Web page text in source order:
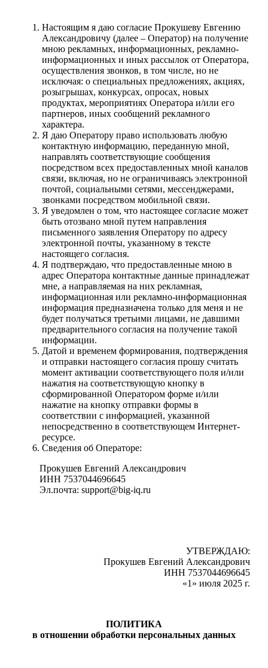
Настоящим я даю согласие Прокушеву Евгению
Александровичу (далее – Оператор) на получение
мною рекламных, информационных, рекламно-
информационных и иных рассылок от Оператора,
осуществления звонков, в том числе, но не
исключая: о специальных предложениях, акциях,
розыгрышах, конкурсах, опросах, новых
продуктах, мероприятиях Оператора и/или его
партнеров, иных сообщений рекламного
характера.
Я даю Оператору право использовать любую
контактную информацию, переданную мной,
направлять соответствующие сообщения
посредством всех предоставленных мной каналов
связи, включая, но не ограничиваясь электронной
почтой, социальными сетями, мессенджерами,
звонками посредством мобильной связи.
Я уведомлен о том, что настоящее согласие может
быть отозвано мной путем направления
письменного заявления Оператору по адресу
электронной почты, указанному в тексте
настоящего согласия.
Я подтверждаю, что предоставленные мною в
адрес Оператора контактные данные принадлежат
мне, а направляемая на них рекламная,
информационная или рекламно-информационная
информация предназначена только для меня и не
будет получаться третьими лицами, не давшими
предварительного согласия на получение такой
информации.
Датой и временем формирования, подтверждения
и отправки настоящего согласия прошу считать
момент активации соответствующего поля и/или
нажатия на соответствующую кнопку в
сформированной Оператором форме и/или
нажатие на кнопку отправки формы в
соответствии с информацией, указанной
непосредственно в соответствующем Интернет-
ресурсе.
Сведения об Операторе:
Прокушев Евгений Александрович
ИНН 7537044696645
Эл.почта: support@big-iq.ru
УТВЕРЖДАЮ:
Прокушев Евгений Александрович
ИНН 7537044696645
«1» июля 2025 г.
ПОЛИТИКА
в отношении обработки персональных данных